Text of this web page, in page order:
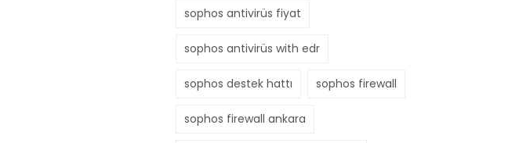
sophos antivirüs fiyat
sophos antivirüs with edr
sophos destek hattı sophos firewall
sophos firewall ankara